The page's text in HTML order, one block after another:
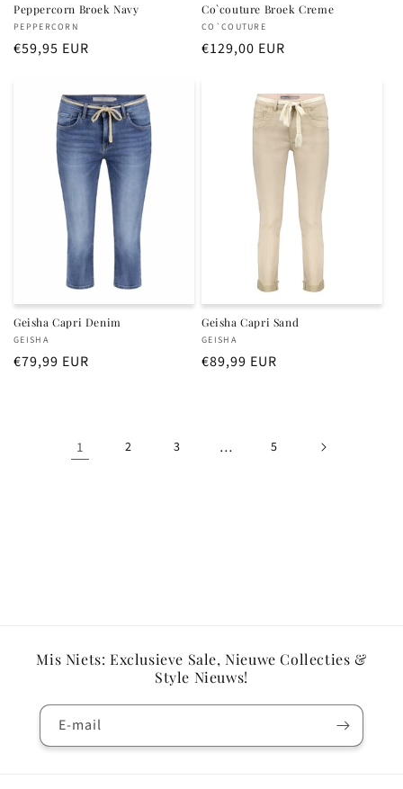
Peppercorn Broek Navy
Verkoper:
PEPPERCORN
Normale
€59,95 EUR
Co`couture Broek Creme
Verkoper:
CO`COUTURE
Normale
€129,00 EUR
Geisha Capri Denim
Verkoper:
GEISHA
Normale
€79,99 EUR
Geisha Capri Sand
Verkoper:
GEISHA
Normale
€89,99 EUR
1 2 3 … 5
Mis Niets: Exclusieve Sale, Nieuwe Collecties &
Style Nieuws!
E‑mail